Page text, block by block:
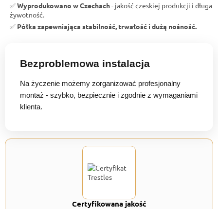
✅Wyprodukowano w Czechach- jakość czeskiej produkcji i długa
żywotność.
✅ Półka zapewniająca stabilność, trwałość i dużą nośność.
Bezproblemowa instalacja
Na życzenie możemy zorganizować profesjonalny
montaż - szybko, bezpiecznie i zgodnie z wymaganiami
klienta.
Certyfikowana jakość